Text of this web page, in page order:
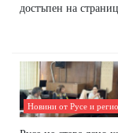
достъпен на
Новини от Русе и